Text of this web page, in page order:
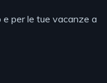
e per le tue vacanze a